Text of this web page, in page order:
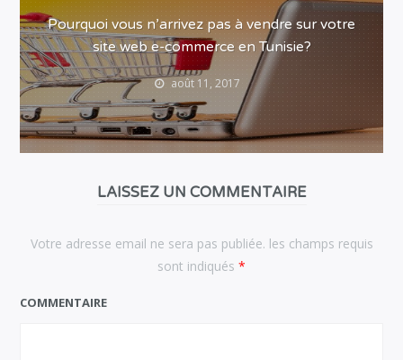
Pourquoi vous n’arrivez pas à vendre sur votre
site web e-commerce en Tunisie?
août 11, 2017
LAISSEZ UN COMMENTAIRE
Votre adresse email ne sera pas publiée. les champs requis
sont indiqués *
COMMENTAIRE